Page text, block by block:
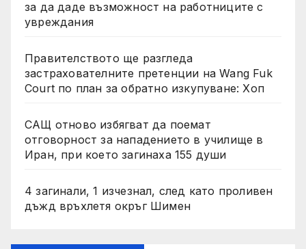
за да даде възможност на работниците с
увреждания
Правителството ще разгледа
застрахователните претенции на Wang Fuk
Court по план за обратно изкупуване: Хоп
САЩ отново избягват да поемат
отговорност за нападението в училище в
Иран, при което загинаха 155 души
4 загинали, 1 изчезнал, след като проливен
дъжд връхлетя окръг Шимен